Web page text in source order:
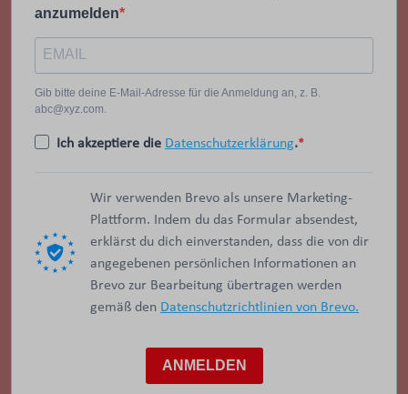
anzumelden
Gib bitte deine E-Mail-Adresse für die Anmeldung an, z. B.
abc@xyz.com.
Ich akzeptiere die Datenschutzerklärung.
Wir verwenden Brevo als unsere Marketing-
Plattform. Indem du das Formular absendest,
erklärst du dich einverstanden, dass die von dir
angegebenen persönlichen Informationen an
Brevo zur Bearbeitung übertragen werden
gemäß den Datenschutzrichtlinien von Brevo.
ANMELDEN